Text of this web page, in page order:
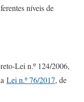
níveis de
Lei n.º 124/2006,
Lei n.º 76/2017, de